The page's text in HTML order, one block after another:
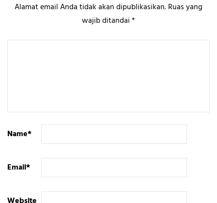
Alamat email Anda tidak akan dipublikasikan.Ruas yang
wajib ditandai*
Name*
Email*